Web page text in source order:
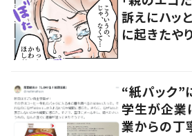
訴えにハッ
に起きたや
“紙パック”
学生が企
業からの丁